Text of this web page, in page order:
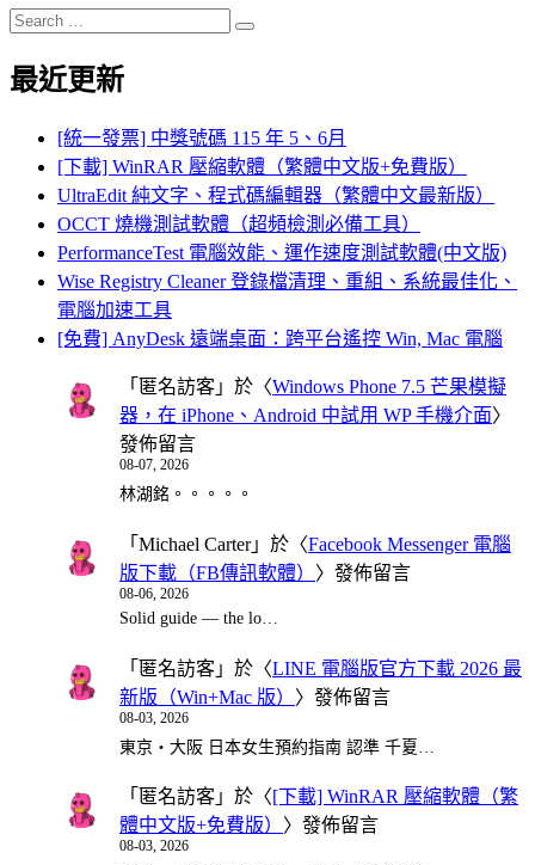
Search
for:
Search
最近更新
[統一發票] 中獎號碼 115 年 5、6月
[下載] WinRAR 壓縮軟體（繁體中文版+免費版）
UltraEdit 純文字、程式碼編輯器（繁體中文最新版）
OCCT 燒機測試軟體（超頻檢測必備工具）
PerformanceTest 電腦效能、運作速度測試軟體(中文版)
Wise Registry Cleaner 登錄檔清理、重組、系統最佳化、
電腦加速工具
[免費] AnyDesk 遠端桌面：跨平台遙控 Win, Mac 電腦
「 匿名訪客 」於〈Windows Phone 7.5 芒果模擬
器，在 iPhone、Android 中試用 WP 手機介面〉
發佈留言
08-07, 2026
林湖銘。。。。。
「 Michael Carter」於〈Facebook Messenger 電腦
版下載（FB傳訊軟體） 〉發佈留言
08-06, 2026
Solid guide — the lo…
「 匿名訪客 」於〈LINE 電腦版官方下載 2026 最
新版（Win+Mac 版） 〉發佈留言
08-03, 2026
東京・大阪 日本女生預約指南 認準 千夏…
「 匿名訪客 」於〈[下載] WinRAR 壓縮軟體（繁
體中文版+免費版） 〉發佈留言
08-03, 2026